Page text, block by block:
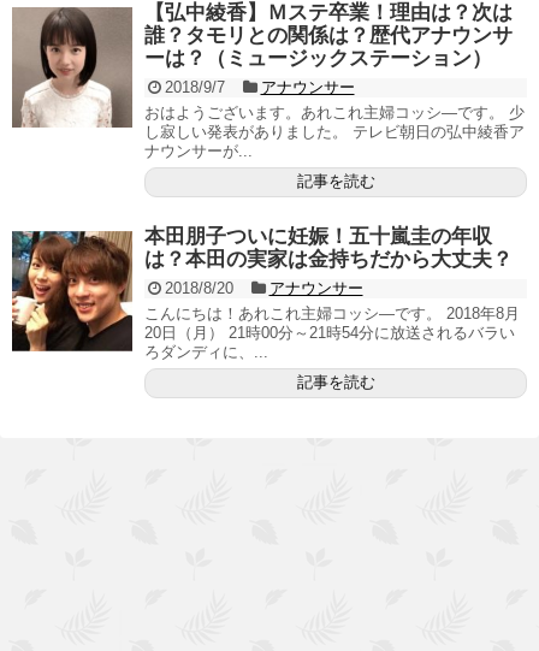
【弘中綾香】Ｍステ卒業！理由は？次は
誰？タモリとの関係は？歴代アナウンサ
ーは？（ミュージックステーション）
2018/9/7
アナウンサー
おはようございます。あれこれ主婦コッシ―です。 少
し寂しい発表がありました。 テレビ朝日の弘中綾香ア
ナウンサーが...
記事を読む
本田朋子ついに妊娠！五十嵐圭の年収
は？本田の実家は金持ちだから大丈夫？
2018/8/20
アナウンサー
こんにちは！あれこれ主婦コッシ―です。 2018年8月
20日（月） 21時00分～21時54分に放送されるバラい
ろダンディに、...
記事を読む